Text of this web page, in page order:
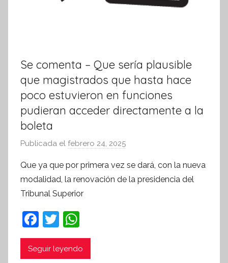
Se comenta – Que sería plausible
que magistrados que hasta hace
poco estuvieron en funciones
pudieran acceder directamente a la
boleta
Publicada el febrero 24, 2025
r
S
Que ya que por primera vez se dará, con la nueva
modalidad, la renovación de la presidencia del
Tribunal Superior
F
a
c
T
w
itt
h
at
Seguir leyendo